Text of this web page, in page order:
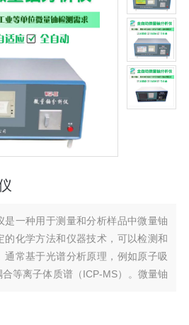
是一种用于测量和分析样品中微量铀
的化学方法和仪器技术，可以检测和
通常基于光谱分析原理，例如原子吸
等离子体质谱（ICP-MS）。微量铀
量并进行相关的研究和监测。